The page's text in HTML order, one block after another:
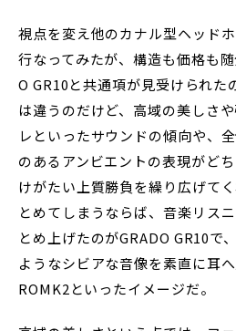
視点を変え他のカナル型ヘッド
行なってみたが、構造も価格も
O GR10と共通項が見受けられた
は違うのだけど、高域の美しさ
レといったサウンドの傾向や、
のあるアンビエントの表現がど
けがたい上質勝負を繰り広げて
とめてしまうならば、音楽リス
とめ上げたのがGRADO GR10で
ようなシビアな音像を素直に耳
ROMK2といったイメージだ。